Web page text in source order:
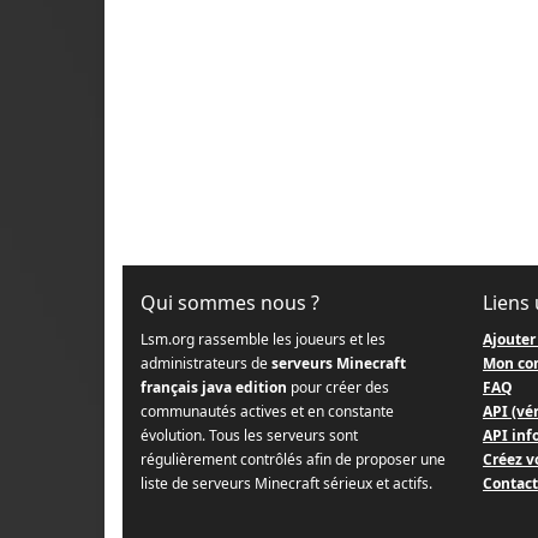
Qui sommes nous ?
Lsm.org rassemble les joueurs et les
administrateurs deserveurs Minecraft
français java edition pour créer des
communautés actives et en constante
évolution. Tous les serveurs sont
régulièrement contrôlés afin de proposer une
liste de serveurs Minecraft sérieux et actifs.
Liens
Mon
FAQ
API
API
Créez
Contact